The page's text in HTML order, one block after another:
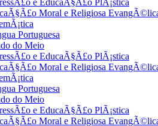
Moral e Religiosa
Portuguesa
do Meio
e EducaÃ§Ã£o PlÃ¡stica
Moral e Religiosa
Portuguesa
do Meio
e EducaÃ§Ã£o PlÃ¡stica
Moral e Religiosa